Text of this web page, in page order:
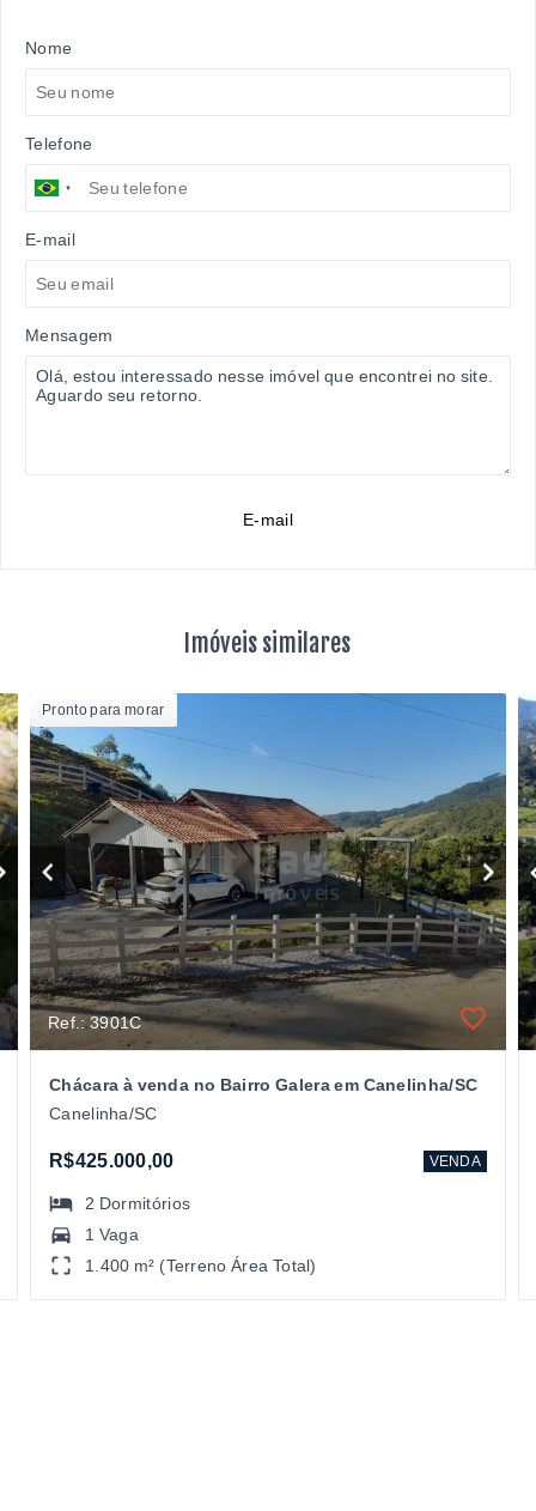
Nome
Telefone
E-mail
Mensagem
E-mail
Imóveis similares
Pronto para morar
Ref.: 3901C
Chácara à venda no Bairro Galera em Canelinha/SC
Canelinha/SC
R$425.000,00 VENDA
2 Dormitórios
1 Vaga
1.400 m² (Terreno Área Total)